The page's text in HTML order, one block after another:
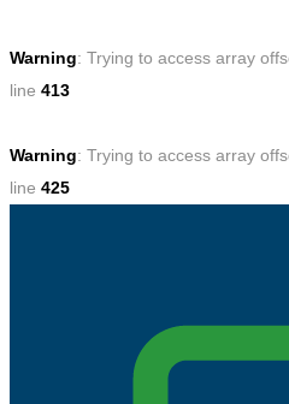
Warning: Trying to access array
line 413
Warning: Trying to access array
line 425